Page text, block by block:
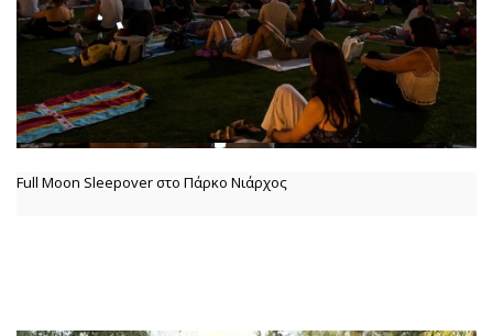
Full Moon Sleepover στο Πάρκο Νιάρχος